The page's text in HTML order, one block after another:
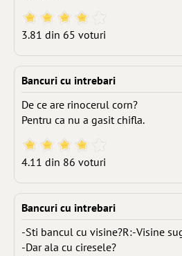
3.81 din 65 voturi
Bancuri cu intrebari
De ce are rinocerul corn?
Pentru ca nu a gasit chifla.
4.11 din 86 voturi
Bancuri cu intrebari
-Sti bancul cu visine?R:-Visine
-Dar ala cu ciresele?